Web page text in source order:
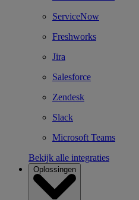
ServiceNow
Freshworks
Jira
Salesforce
Zendesk
Slack
Microsoft Teams
Bekijk alle integraties
Oplossingen